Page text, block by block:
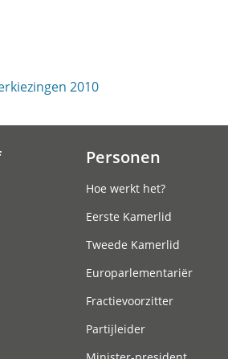
2010
Personen
Hoe werkt het?
Eerste Kamerlid
Tweede Kamerlid
Europarlementariër
Fractievoorzitter
Partijleider